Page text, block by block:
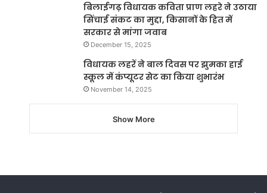
बिलाईगढ़ विधायक कविता प्राण लहरे ने उठाया
सिंचाई संकट का मुद्दा, किसानों के हित में
सरकार से मांगा जवाब
December 15, 2025
विधायक लहरें ने बाल दिवस पर झुमका हाई
स्कूल में कंप्यूटर सेट का किया शुभारंभ
November 14, 2025
Show More